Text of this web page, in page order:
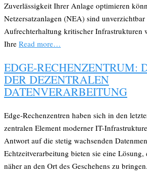
Zuverlässigkeit Ihrer Anlage optimieren
Netzersatzanlagen (NEA) sind
Aufrechterhaltung kritischer Infrastrukturen
Ihre Read more…
EDGE-RECHENZENTRUM:
DER DEZENTRALEN
DATENVERARBEITUNG
Edge-Rechenzentren haben sich in den
zentralen Element moderner IT-
Antwort auf die stetig wachsenden
Echtzeitverarbeitung bieten sie eine Lösung,
näher an den Ort des Geschehens zu bringen.